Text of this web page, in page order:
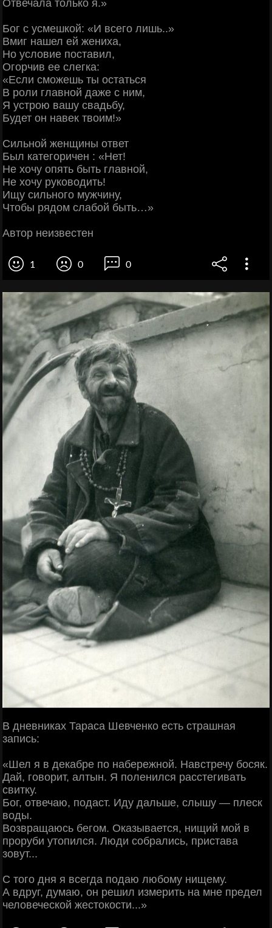
Отвечала только я.»
Бог с усмешкой: «И всего лишь..»
Вмиг нашел ей жениха,
Но условие поставил,
Огорчив ее слегка:
«Если сможешь ты остаться
В роли главной даже с ним,
Я устрою вашу свадьбу,
Будет он навек твоим!»
Сильной женщины ответ
Был категоричен : «Нет!
Не хочу опять быть главной,
Не хочу руководить!
Ищу сильного мужчину,
Чтобы рядом слабой быть…»
Автор неизвестен
1 0 0
В дневниках Тараса Шевченко есть страшная
запись:
«Шел я в декабре по набережной. Навстречу босяк.
Дай, говорит, алтын. Я поленился расстегивать
свитку.
Бог, отвечаю, подаст. Иду дальше, слышу — плеск
воды.
Возвращаюсь бегом. Оказывается, нищий мой в
проруби утопился. Люди собрались, пристава
зовут...
С того дня я всегда подаю любому нищему.
А вдруг, думаю, он решил измерить на мне предел
человеческой жестокости...»